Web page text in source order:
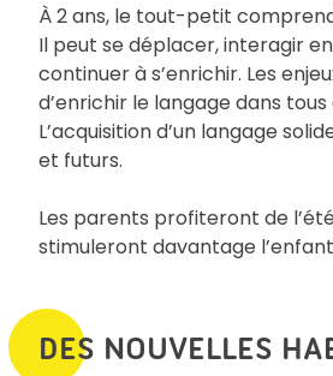
À 2 ans, le tout-petit
Il peut se déplacer, interagir
continuer à s’enrichir. Les
d’enrichir le langage dans
L’acquisition d’un langage
et futurs.
Les parents profiteront de
stimuleront davantage
DES NOUVELLES